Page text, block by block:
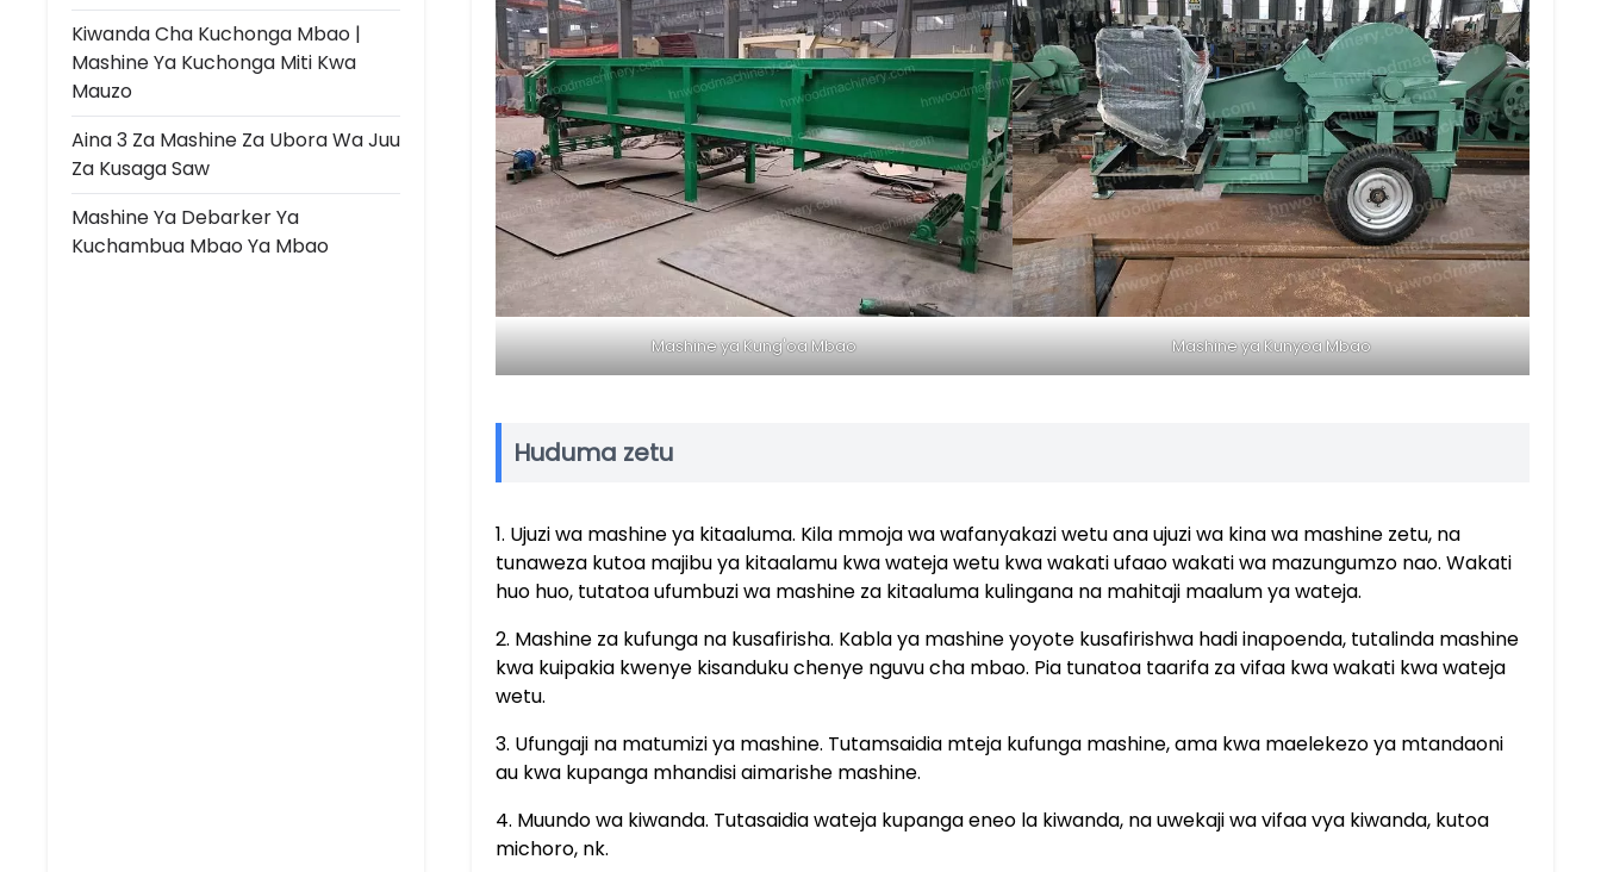
Kiwanda Cha Kuchonga Mbao |
Mashine Ya Kuchonga Miti Kwa
Mauzo
Aina 3 Za Mashine Za Ubora Wa Juu
Za Kusaga Saw
Mashine Ya Debarker Ya
Kuchambua Mbao Ya Mbao
Mashine ya Kung'oa Mbao Mashine ya Kunyoa Mbao
Huduma zetu
1. Ujuzi wa mashine ya kitaaluma. Kila mmoja wa wafanyakazi wetu ana ujuzi wa kina wa mashine zetu, na
tunaweza kutoa majibu ya kitaalamu kwa wateja wetu kwa wakati ufaao wakati wa mazungumzo nao. Wakati
huo huo, tutatoa ufumbuzi wa mashine za kitaaluma kulingana na mahitaji maalum ya wateja.
2. Mashine za kufunga na kusafirisha. Kabla ya mashine yoyote kusafirishwa hadi inapoenda, tutalinda mashine
kwa kuipakia kwenye kisanduku chenye nguvu cha mbao. Pia tunatoa taarifa za vifaa kwa wakati kwa wateja
wetu.
3. Ufungaji na matumizi ya mashine. Tutamsaidia mteja kufunga mashine, ama kwa maelekezo ya mtandaoni
au kwa kupanga mhandisi aimarishe mashine.
4. Muundo wa kiwanda. Tutasaidia wateja kupanga eneo la kiwanda, na uwekaji wa vifaa vya kiwanda, kutoa
michoro, nk.